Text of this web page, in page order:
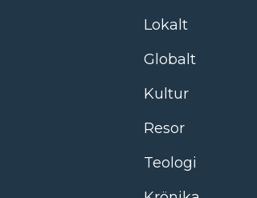
Lokalt
Globalt
Kultur
Resor
Teologi